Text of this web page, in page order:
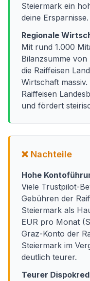
Steiermark ein
deine Ersparnisse.
Regionale
Mit rund 1.000
Bilanzsumme
die Raiffeisen
Wirtschaft
Raiffeisen
und fördert
❌ Nachteile
Hohe
Viele Trustpilot-
Gebühren der
Steiermark als
EUR pro Monat
Graz-Konto der
Steiermark im
deutlich teurer.
Teurer